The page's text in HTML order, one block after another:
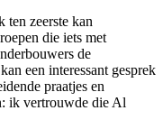
ten zeerste kan
die iets met
de
een interessant gesprek
praatjes en
ik vertrouwde die Al